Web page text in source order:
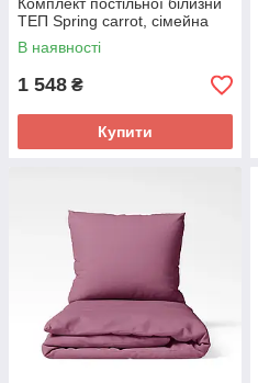
ТЕП Spring carrot, сімейна
В наявності
1 548 ₴
Купити